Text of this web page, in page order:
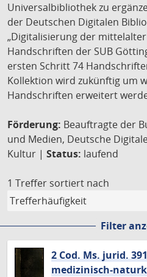
Universalbibliothek zu
der Deutschen Digitalen
„Digitalisierung der
Handschriften der SUB
ersten Schritt 74
Kollektion wird zukünftig um
Handschriften erweitert
Förderung: Beauftragte der
und Medien, Deutsche
Kultur | Status: laufend
1 Treffer sortiert nach
Filter
2 Cod. Ms. jurid.
medizinisch-